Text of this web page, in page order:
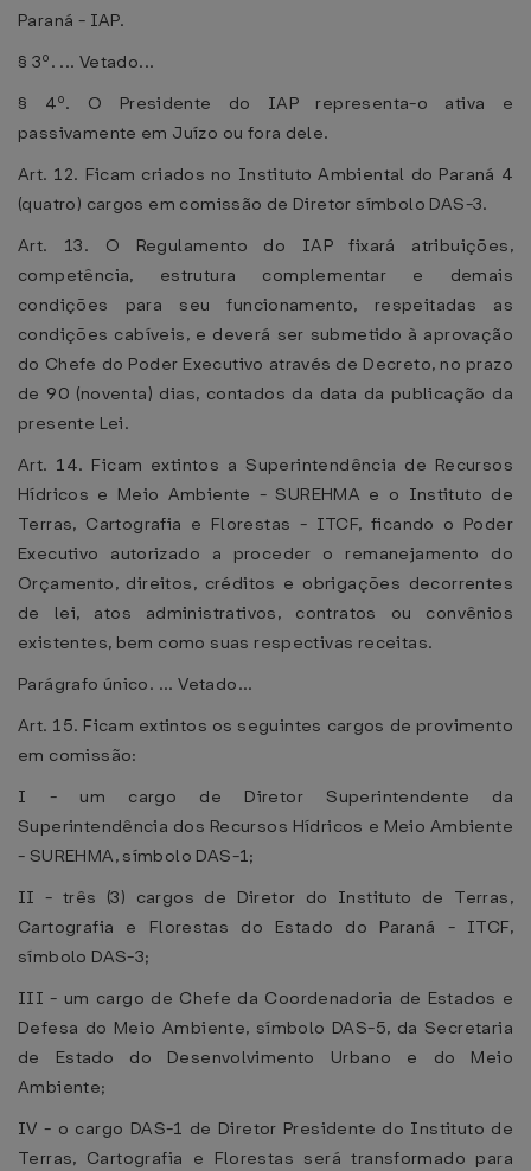
Paraná - IAP.
§ 3º. ... Vetado...
§ 4º. O Presidente do IAP representa-o ativa e
passivamente em Juízo ou fora dele.
Art. 12. Ficam criados no Instituto Ambiental do Paraná 4
(quatro) cargos em comissão de Diretor símbolo DAS-3.
Art. 13. O Regulamento do IAP fixará atribuições,
competência, estrutura complementar e demais
condições para seu funcionamento, respeitadas as
condições cabíveis, e deverá ser submetido à aprovação
do Chefe do Poder Executivo através de Decreto, no prazo
de 90 (noventa) dias, contados da data da publicação da
presente Lei.
Art. 14. Ficam extintos a Superintendência de Recursos
Hídricos e Meio Ambiente - SUREHMA e o Instituto de
Terras, Cartografia e Florestas - ITCF, ficando o Poder
Executivo autorizado a proceder o remanejamento do
Orçamento, direitos, créditos e obrigações decorrentes
de lei, atos administrativos, contratos ou convênios
existentes, bem como suas respectivas receitas.
Parágrafo único. ... Vetado...
Art. 15. Ficam extintos os seguintes cargos de provimento
em comissão:
I - um cargo de Diretor Superintendente da
Superintendência dos Recursos Hídricos e Meio Ambiente
- SUREHMA, símbolo DAS-1;
II - três (3) cargos de Diretor do Instituto de Terras,
Cartografia e Florestas do Estado do Paraná - ITCF,
símbolo DAS-3;
III - um cargo de Chefe da Coordenadoria de Estados e
Defesa do Meio Ambiente, símbolo DAS-5, da Secretaria
de Estado do Desenvolvimento Urbano e do Meio
Ambiente;
IV - o cargo DAS-1 de Diretor Presidente do Instituto de
Terras, Cartografia e Florestas será transformado para